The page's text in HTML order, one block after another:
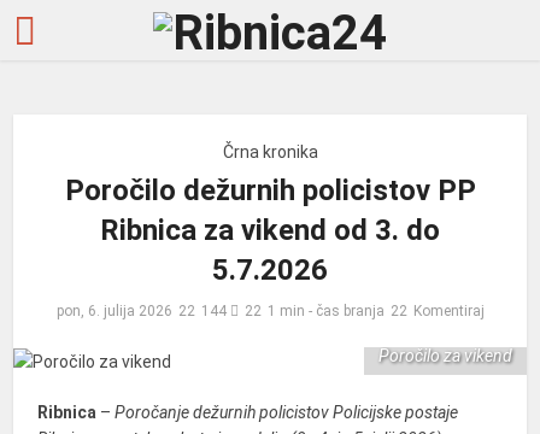
Črna kronika
Poročilo dežurnih policistov PP
Ribnica za vikend od 3. do
5.7.2026
pon, 6. julija 2026 144 1 min - čas branja Komentiraj
Poročilo za vikend
Ribnica –Poročanje dežurnih policistov Policijske postaje